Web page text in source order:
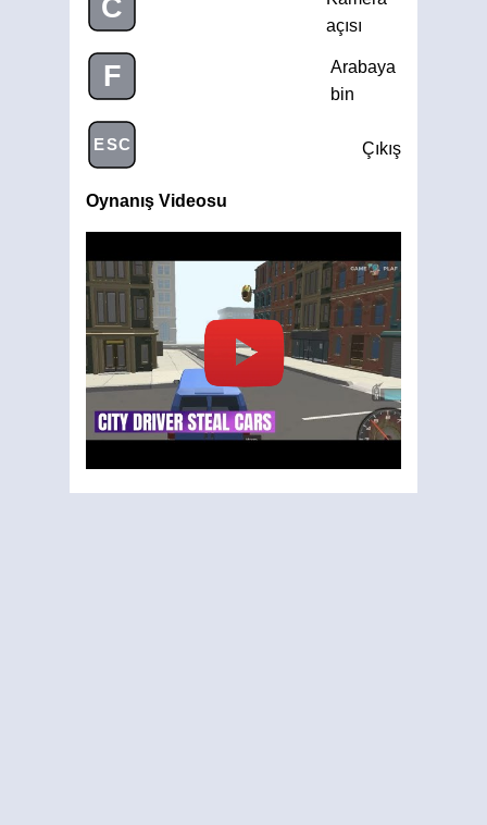
C
açısı
F
Arabaya
bin
ESC Çıkış
Oynanış Videosu